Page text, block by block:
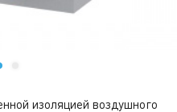
изоляцией воздушного